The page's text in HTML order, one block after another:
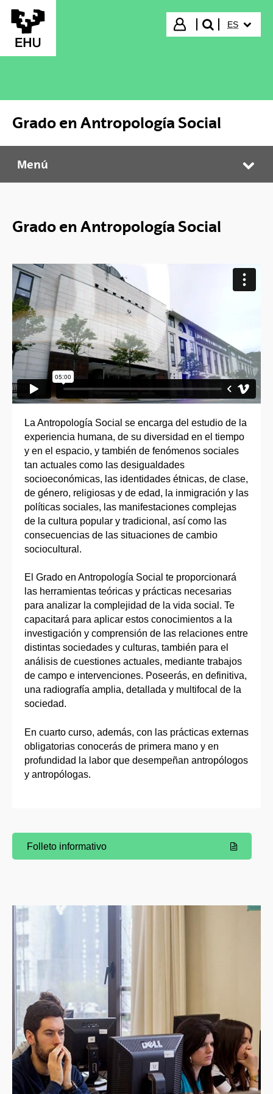
Saltar al contenido principal
Iniciar sesión
buscar"
ES
Grado en Antropología Social
Grado en Antropología Social
Menú
Grado en Antropología Social
La Antropología Social se encarga del estudio de la
experiencia humana, de su diversidad en el tiempo
y en el espacio, y también de fenómenos sociales
tan actuales como las desigualdades
socioeconómicas, las identidades étnicas, de clase,
de género, religiosas y de edad, la inmigración y las
políticas sociales, las manifestaciones complejas
de la cultura popular y tradicional, así como las
consecuencias de las situaciones de cambio
sociocultural.
El Grado en Antropología Social te proporcionará
las herramientas teóricas y prácticas necesarias
para analizar la complejidad de la vida social. Te
capacitará para aplicar estos conocimientos a la
investigación y comprensión de las relaciones entre
distintas sociedades y culturas, también para el
análisis de cuestiones actuales, mediante trabajos
de campo e intervenciones. Poseerás, en definitiva,
una radiografía amplia, detallada y multifocal de la
sociedad.
En cuarto curso, además, con las prácticas externas
obligatorias conocerás de primera mano y en
profundidad la labor que desempeñan antropólogos
y antropólogas.
(Abre una nueva ventana)
Folleto informativo